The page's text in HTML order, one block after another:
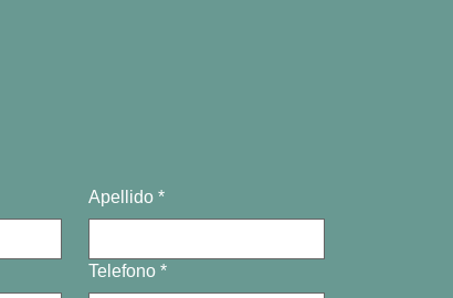
Apellido *
Telefono *